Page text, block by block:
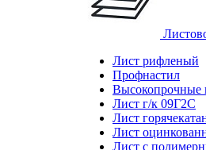
Лист рифленый
Профнастил
Высокопрочные
Лист г/к 09Г2С
Лист
Лист
Лист с